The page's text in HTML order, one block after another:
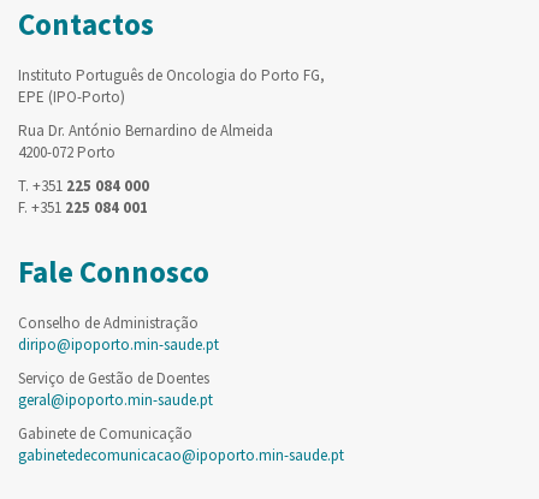
Contactos
Instituto Português de Oncologia do Porto FG,
EPE (IPO-Porto)
Rua Dr. António Bernardino de Almeida
4200-072 Porto
T. +351 225 084 000
F. +351 225 084 001
Fale Connosco
Conselho de Administração
diripo@ipoporto.min-saude.pt
Serviço de Gestão de Doentes
geral@ipoporto.min-saude.pt
Gabinete de Comunicação
gabinetedecomunicacao@ipoporto.min-saude.pt